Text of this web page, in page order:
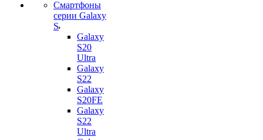
Смартфоны
серии Galaxy
S
Galaxy
S20
Ultra
Galaxy
S22
Galaxy
S20FE
Galaxy
S22
Ultra